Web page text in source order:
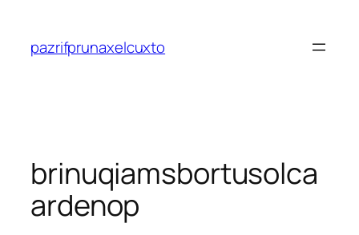
contenido
pazrifprunaxelcuxto
brinuqiamsbortusolca
ardenop